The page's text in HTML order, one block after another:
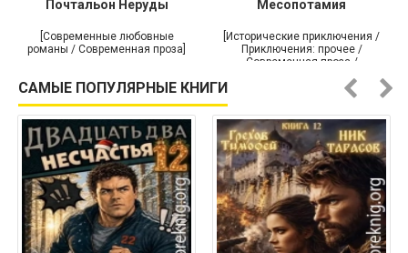
Почтальон Неруды
[Современные любовные
романы / Современная проза]
Месопотамия
[Исторические приключения /
Приключения: прочее /
Современная проза /
САМЫЕ ПОПУЛЯРНЫЕ КНИГИ